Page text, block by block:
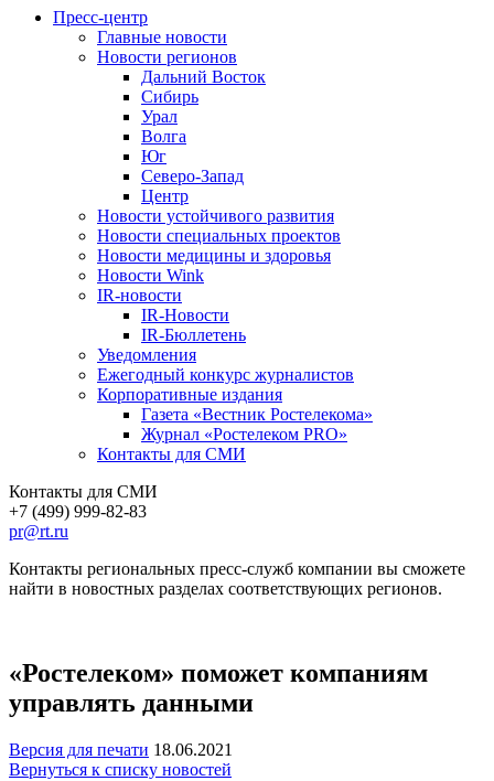
Пресс-центр
Главные новости
Новости регионов
Дальний Восток
Сибирь
Урал
Волга
Юг
Северо-Запад
Центр
Новости устойчивого развития
Новости специальных проектов
Новости медицины и здоровья
Новости Wink
IR-новости
IR-Новости
IR-Бюллетень
Уведомления
Ежегодный конкурс журналистов
Корпоративные издания
Газета «Вестник Ростелекома»
Журнал «Ростелеком PRO»
Контакты для СМИ
Контакты для СМИ
+7 (499) 999-82-83
pr@rt.ru
Контакты региональных пресс-служб компании вы сможете
найти в новостных разделах соответствующих регионов.
«Ростелеком» поможет компаниям
управлять данными
Версия для печати 18.06.2021
Вернуться к списку новостей